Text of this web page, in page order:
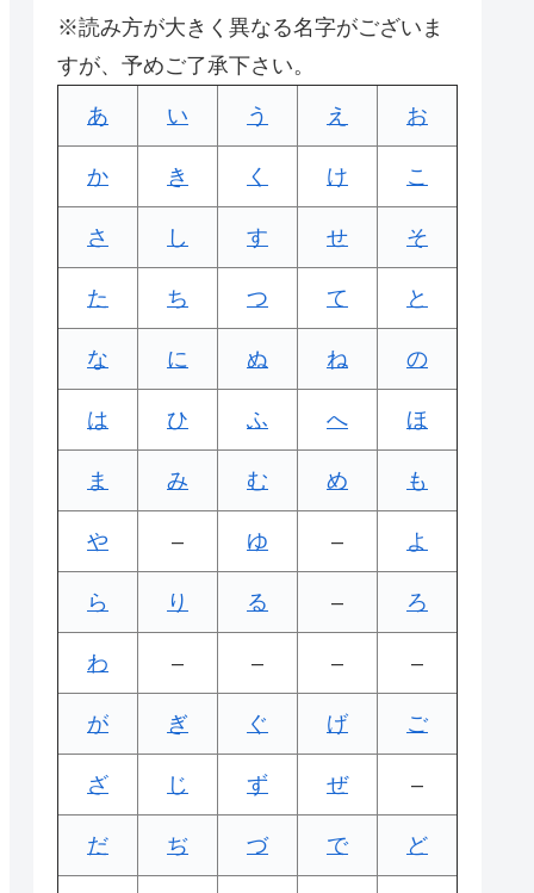
※読み方が大きく異なる名字がございま
すが、予めご了承下さい。
あ い う え お
か き く け こ
さ し す せ そ
た ち つ て と
な に ぬ ね の
は ひ ふ へ ほ
ま み む め も
や – ゆ – よ
ら り る – ろ
わ – – – –
が ぎ ぐ げ ご
ざ じ ず ぜ –
だ ぢ づ で ど